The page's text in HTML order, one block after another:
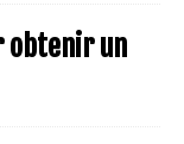
obtenir un